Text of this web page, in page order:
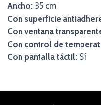
Ancho: 35 cm
Con superficie
Con ventana
Con control de
Con pantalla táctil: Sí